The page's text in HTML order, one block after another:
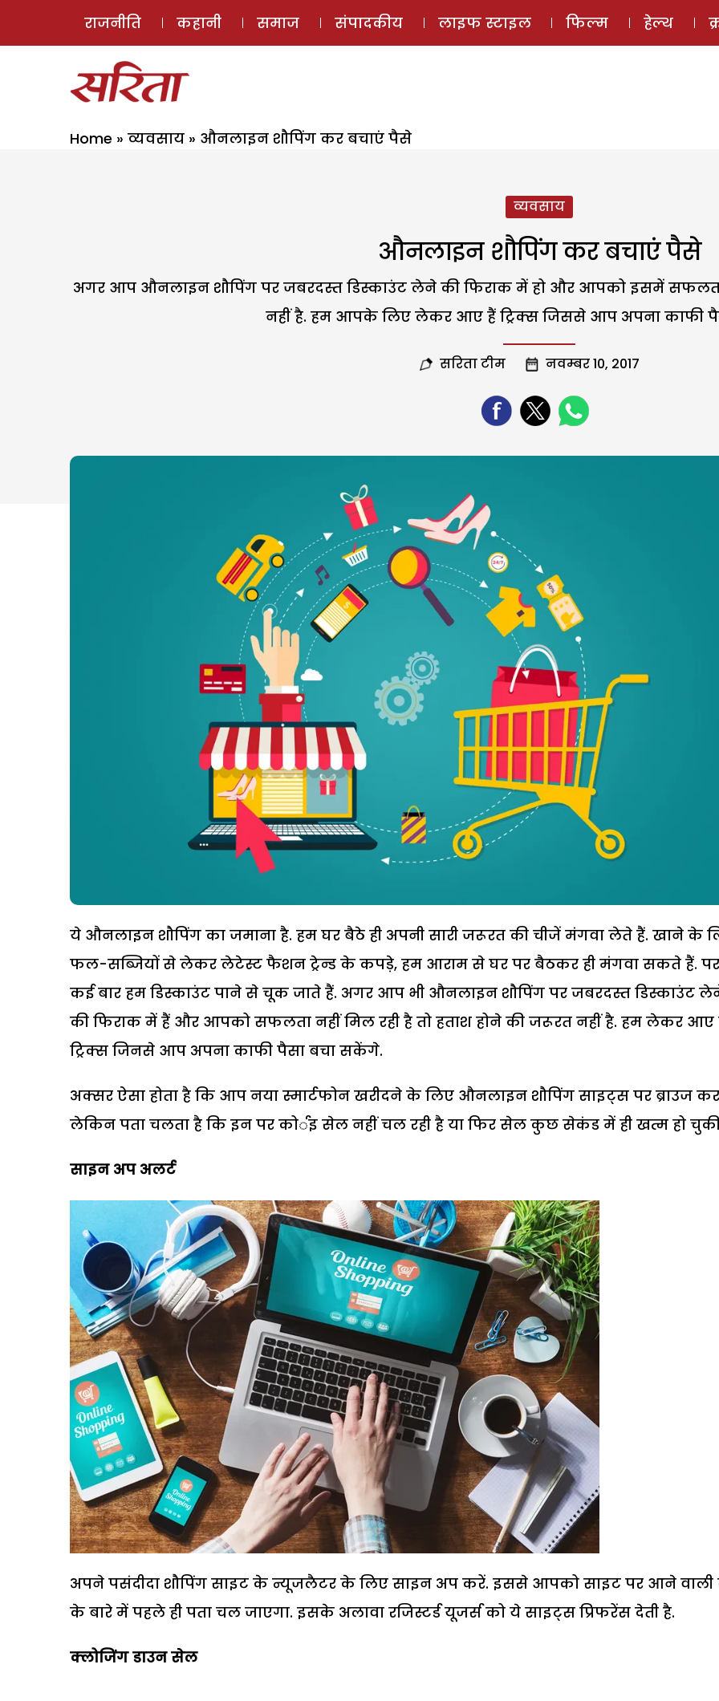
ई-मैगज़ीन
राजनीति कहानी समाज संपादकीय लाइफ स्टाइल फिल्म हेल्थ
Home » व्यवसाय » औनलाइन शौपिंग कर बचाएं पैसे
व्यवसाय
औनलाइन शौपिंग कर बचाएं पैसे
अगर आप औनलाइन शौपिंग पर जबरदस्त डिस्काउंट लेने की फिराक में हो और आपको इसमें सफलता
नहीं है. हम आपके लिए लेकर आए हैं ट्रिक्स जिससे आप अपना काफी
सरिता टीम नवम्बर 10, 2017
ये औनलाइन शौपिंग का जमाना है. हम घर बैठे ही अपनी सारी जरूरत की चीजें मंगवा लेते हैं. खाने के
फल-सब्जियों से लेकर लेटेस्ट फैशन ट्रेन्ड के कपड़े, हम आराम से घर पर बैठकर ही मंगवा सकते हैं. पर
कई बार हम डिस्काउंट पाने से चूक जाते हैं. अगर आप भी औनलाइन शौपिंग पर जबरदस्त डिस्काउंट
की फिराक में हैं और आपको सफलता नहीं मिल रही है तो हताश होने की जरूरत नहीं है. हम लेकर आए
ट्रिक्स जिनसे आप अपना काफी पैसा बचा सकेंगे.
अक्सर ऐसा होता है कि आप नया स्मार्टफोन खरीदने के लिए औनलाइन शौपिंग साइट्स पर ब्राउज
लेकिन पता चलता है कि इन पर कोर्इ सेल नहीं चल रही है या फिर सेल कुछ सेकंड में ही खत्म हो
साइन अप अलर्ट
अपने पसंदीदा शौपिंग साइट के न्यूजलैटर के लिए साइन अप करें. इससे आपको साइट पर आने
के बारे में पहले ही पता चल जाएगा. इसके अलावा रजिस्टर्ड यूजर्स को ये साइट्स प्रिफरेंस देती है.
क्लोजिंग डाउन सेल